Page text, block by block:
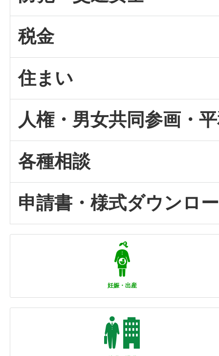
税金
住まい
人権・男女共同参画・
各種相談
申請書・様式ダウンロ
妊娠・出産